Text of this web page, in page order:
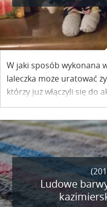
W jaki sposób wykonana
laleczka może uratować
którzy już włączyli się do
świata”. Pomóc – łącząc
możesz jeszcze także i Ty.
Ludowe